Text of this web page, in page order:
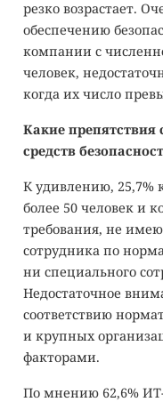
резко возрастает.
обеспечению
компании с
человек,
когда их число
Какие препятствия
средств
К удивлению, 25,7%
более 50 человек и
требования, не
сотрудника по
ни специального
Недостаточное
соответствию
и крупных
факторами.
По мнению 62,6%